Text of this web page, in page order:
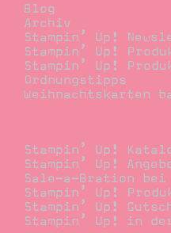
Blog
Archiv
Stampin’ Up!
Stampin’ Up!
Stampin’ Up!
Ordnungstipps
Weihnachtskarten
Stampin’ Up!
Stampin’ Up!
Sale-a-Bration bei
Stampin’ Up!
Stampin’ Up!
Stampin’ Up! in